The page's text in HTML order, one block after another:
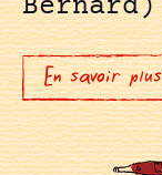
Bernard)
En savoir